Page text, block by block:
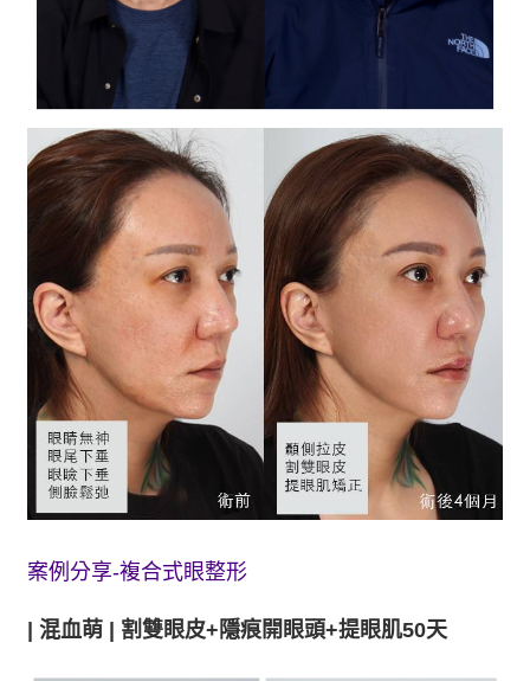
案例分享-複合式眼整形
| 混血萌 | 割雙眼皮+隱痕開眼頭+提眼肌50天